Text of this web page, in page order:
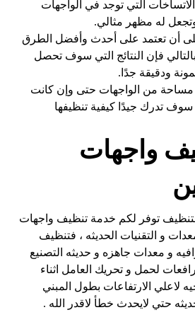
التي توجد في الواجهات
له مظهر مثالي.
أن تعتمد على أحدث وأفضل الطرق
فإن النتائج التي سوف تحصل
ودقيقة جدًا.
مساحة من الواجهات حتى وإن كانت
تدرك جيدًا كيفية تنظيفها
واجهات
توفر لكم خدمة تنظيف واجهات
و التقنيات الحديثه ، فتنظيف
و معدات جاهزه و حديثه التصنيع
لحمل و تحريك العامل اثناء
لاعلي الارتفاعات بطول المبني
حتي لايحدث خطأ لاقدر الله .